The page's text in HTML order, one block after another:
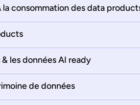
consommation des data
les données AI ready
de données